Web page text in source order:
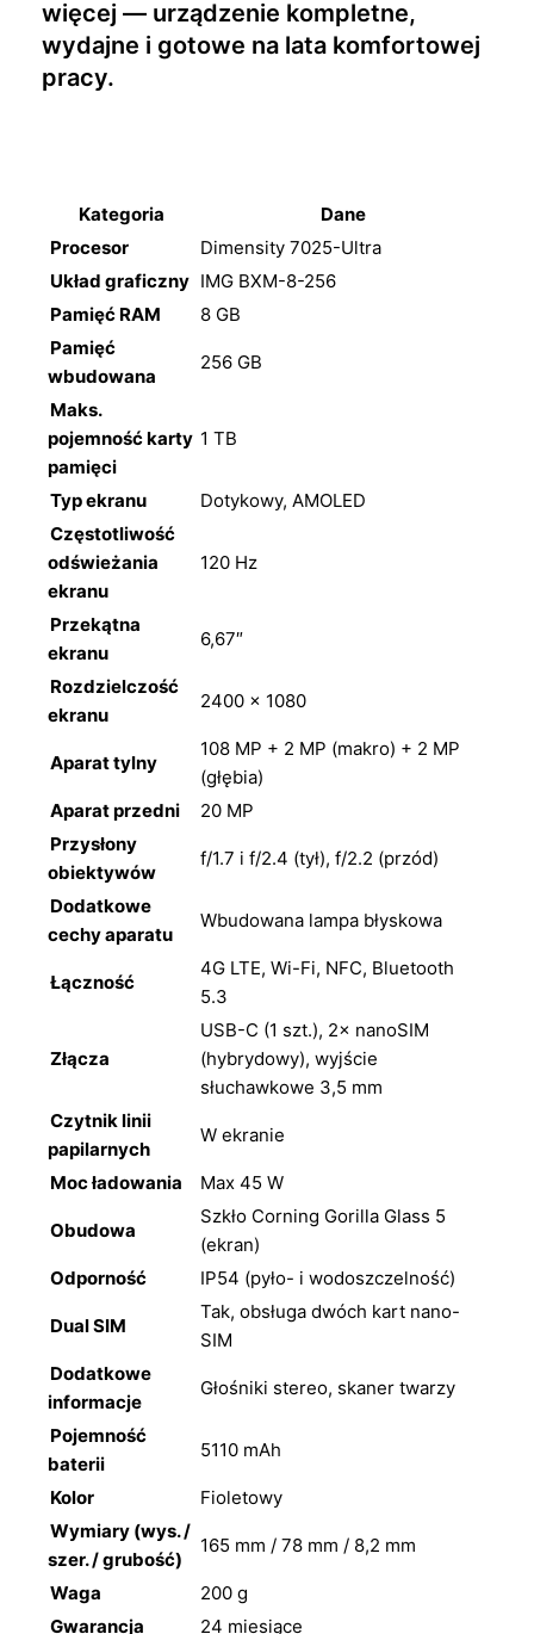
więcej — urządzenie kompletne,
wydajne i gotowe na lata komfortowej
pracy.
Kategoria
Dane
Procesor
Dimensity 7025-Ultra
Układ graficzny IMG BXM-8-256
Pamięć RAM
8 GB
Pamięć
wbudowana
256 GB
Maks.
pojemność karty
pamięci
1 TB
Typ ekranu
Dotykowy, AMOLED
Częstotliwość
odświeżania
ekranu
120 Hz
Przekątna
ekranu
6,67″
Rozdzielczość
ekranu
2400 × 1080
Aparat tylny
108 MP + 2 MP (makro) + 2 MP
(głębia)
Aparat przedni
20 MP
Przysłony
obiektywów
f/1.7 i f/2.4 (tył), f/2.2 (przód)
Dodatkowe
cechy aparatu
Wbudowana lampa błyskowa
Łączność
4G LTE, Wi-Fi, NFC, Bluetooth
5.3
Złącza
USB-C (1 szt.), 2× nanoSIM
(hybrydowy), wyjście
słuchawkowe 3,5 mm
Czytnik linii
papilarnych
W ekranie
Moc ładowania Max 45 W
Obudowa
Szkło Corning Gorilla Glass 5
(ekran)
Odporność
IP54 (pyło- i wodoszczelność)
Dual SIM
Tak, obsługa dwóch kart nano-
SIM
Dodatkowe
informacje
Głośniki stereo, skaner twarzy
Pojemność
baterii
5110 mAh
Kolor
Fioletowy
Wymiary (wys. /
szer. / grubość)
165 mm / 78 mm / 8,2 mm
Waga
200 g
Gwarancja
24 miesiące